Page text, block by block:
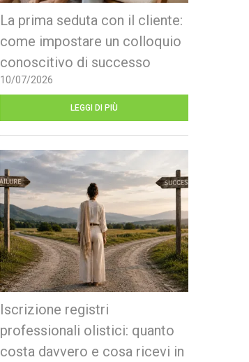
La prima seduta con il cliente:
come impostare un colloquio
conoscitivo di successo
10/07/2026
LEGGI DI PIÙ
Iscrizione registri
professionali olistici: quanto
costa davvero e cosa ricevi in